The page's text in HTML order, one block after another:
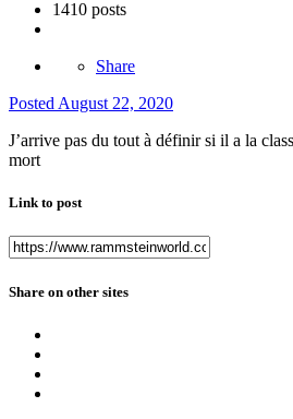
1410 posts
Share
Posted August 22, 2020
J’arrive pas du tout à définir si il a la
mort
Link to post
Share on other sites